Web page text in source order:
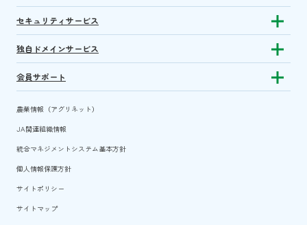
セキュリティサービス Show
独自ドメインサービス Show
会員サポート Show
農業情報（アグリネット）
JA関連組織情報
統合マネジメントシステム基本方針
個人情報保護方針
サイトポリシー
サイトマップ